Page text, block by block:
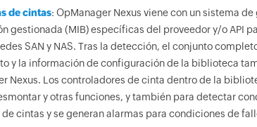
de cintas: OpManager Nexus viene con un sistema
gestionada (MIB) específicas del proveedor y/o API
SAN y NAS. Tras la detección, el conjunto
y la información de configuración de la biblioteca
Nexus. Los controladores de cinta dentro de la
y otras funciones, y también para detectar
cintas y se generan alarmas para condiciones de